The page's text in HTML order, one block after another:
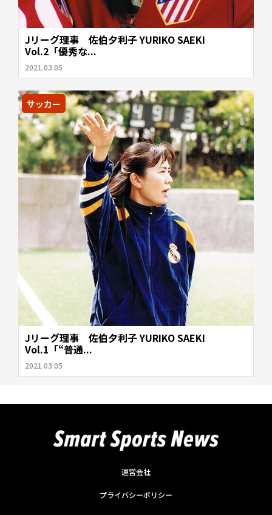
Jリーグ理事 佐伯夕利子 YURIKO SAEKI
Vol.2「優秀な...
2021.03.05
サッカー
Jリーグ理事 佐伯夕利子 YURIKO SAEKI
Vol.1「“普通...
2021.03.05
運営会社
プライバシーポリシー